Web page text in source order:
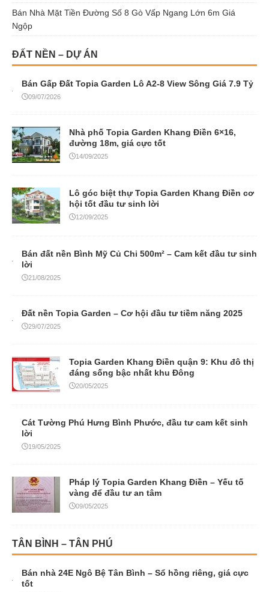
Bán Nhà Mặt Tiền Đường Số 8 Gò Vấp Ngang Lớn 6m Giá
Ngộp
ĐẤT NỀN – DỰ ÁN
Bán Gấp Đất Topia Garden Lô A2-8 View Sông Giá 7.9 Tỷ
09/07/2026
Nhà phố Topia Garden Khang Điền 6×16,
đường 18m, giá cực tốt
14/09/2025
Lô góc biệt thự Topia Garden Khang Điền cơ
hội tốt đầu tư sinh lời
12/09/2025
Bán đất nền Bình Mỹ Củ Chi 500m² – Cam kết đầu tư sinh
lời
21/08/2025
Đất nền Topia Garden – Cơ hội đầu tư tiềm năng 2025
29/07/2025
Topia Garden Khang Điền quận 9: Khu đô thị
đáng sống bậc nhất khu Đông
20/05/2025
Cát Tường Phú Hưng Bình Phước, đầu tư cam kết sinh
lời
19/05/2025
Pháp lý Topia Garden Khang Điền – Yếu tố
vàng để đầu tư an tâm
09/05/2025
TÂN BÌNH – TÂN PHÚ
Bán nhà 24E Ngô Bệ Tân Bình – Sổ hồng riêng, giá cực
tốt